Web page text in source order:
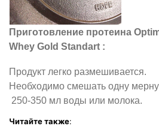
Приготовление протеина
Whey Gold Standart :
Продукт легко размешивается.
Необходимо смешать одну
250-350 мл воды или молока.
Читайте также: